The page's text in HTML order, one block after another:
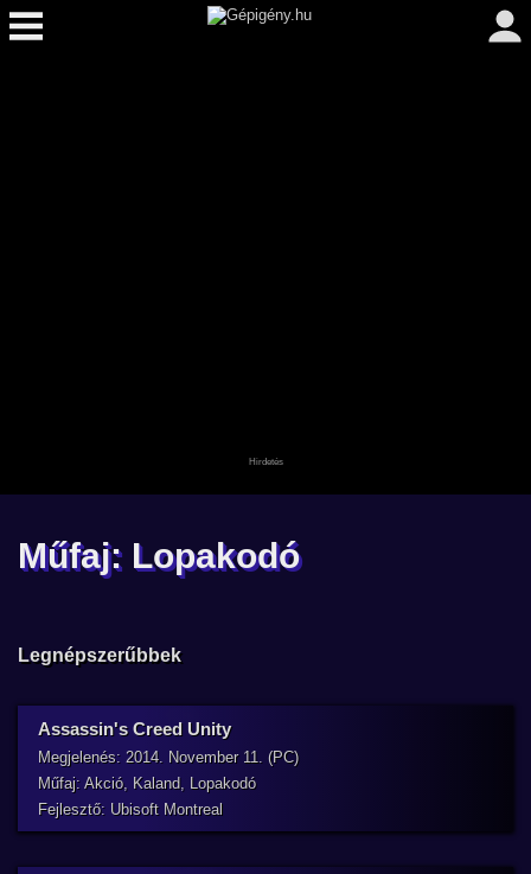
Műfaj: Lopakodó
Legnépszerűbbek
Assassin's Creed Unity
Megjelenés: 2014. November 11. (PC)
Műfaj: Akció, Kaland, Lopakodó
Fejlesztő: Ubisoft Montreal